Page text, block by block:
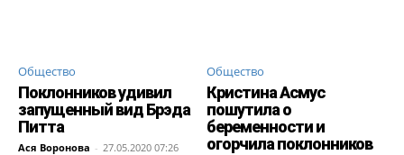
Общество
Поклонников удивил
запущенный вид Брэда
Питта
Ася Воронова - 27.05.2020 07:26
Общество
Кристина Асмус
пошутила о
беременности и
огорчила поклонников